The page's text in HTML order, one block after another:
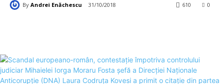
By Andrei Enăchescu 31/10/2018 0
610